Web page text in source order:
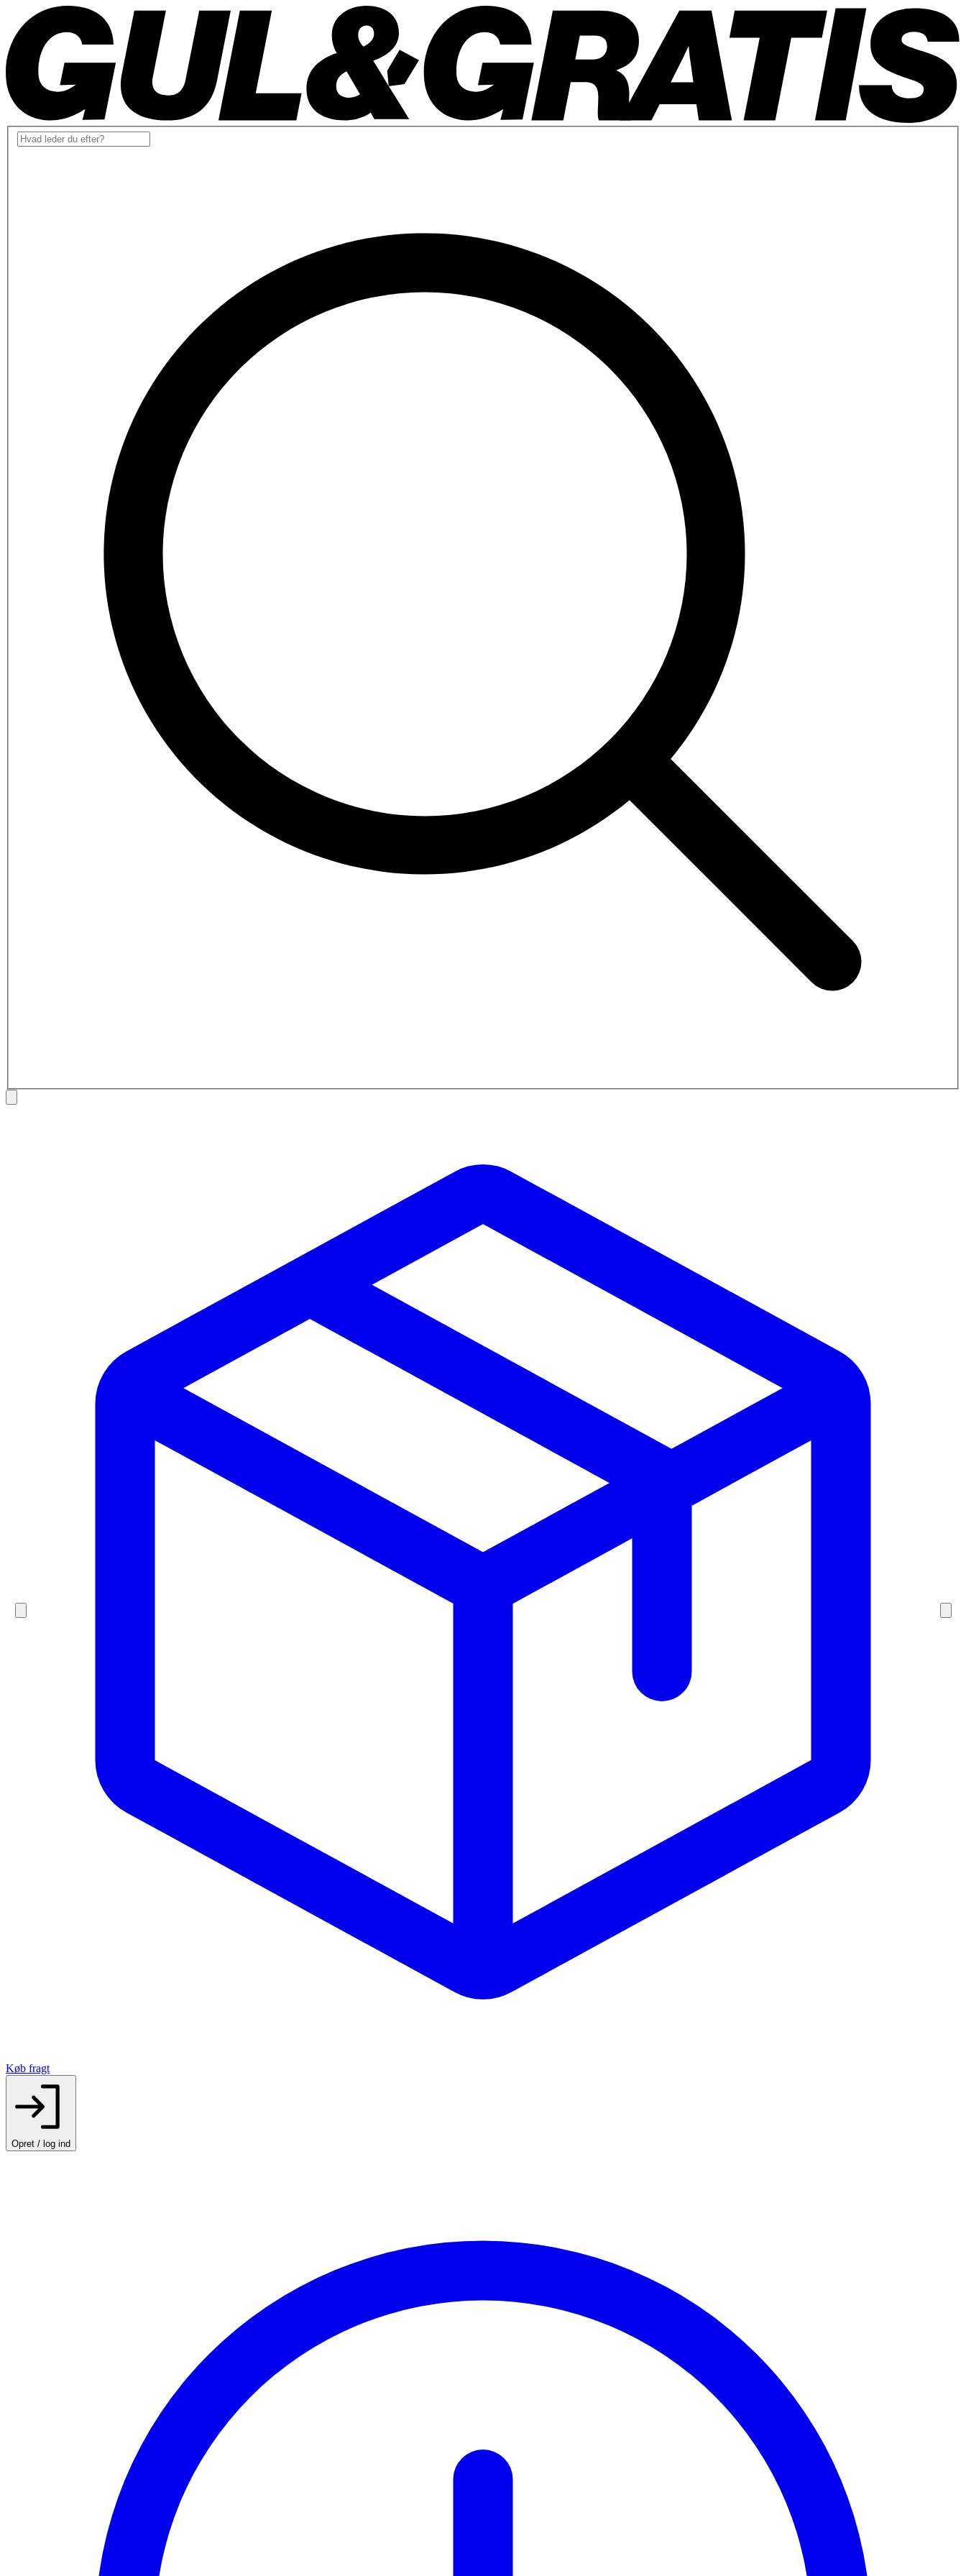
Køb fragt
Opret / log ind